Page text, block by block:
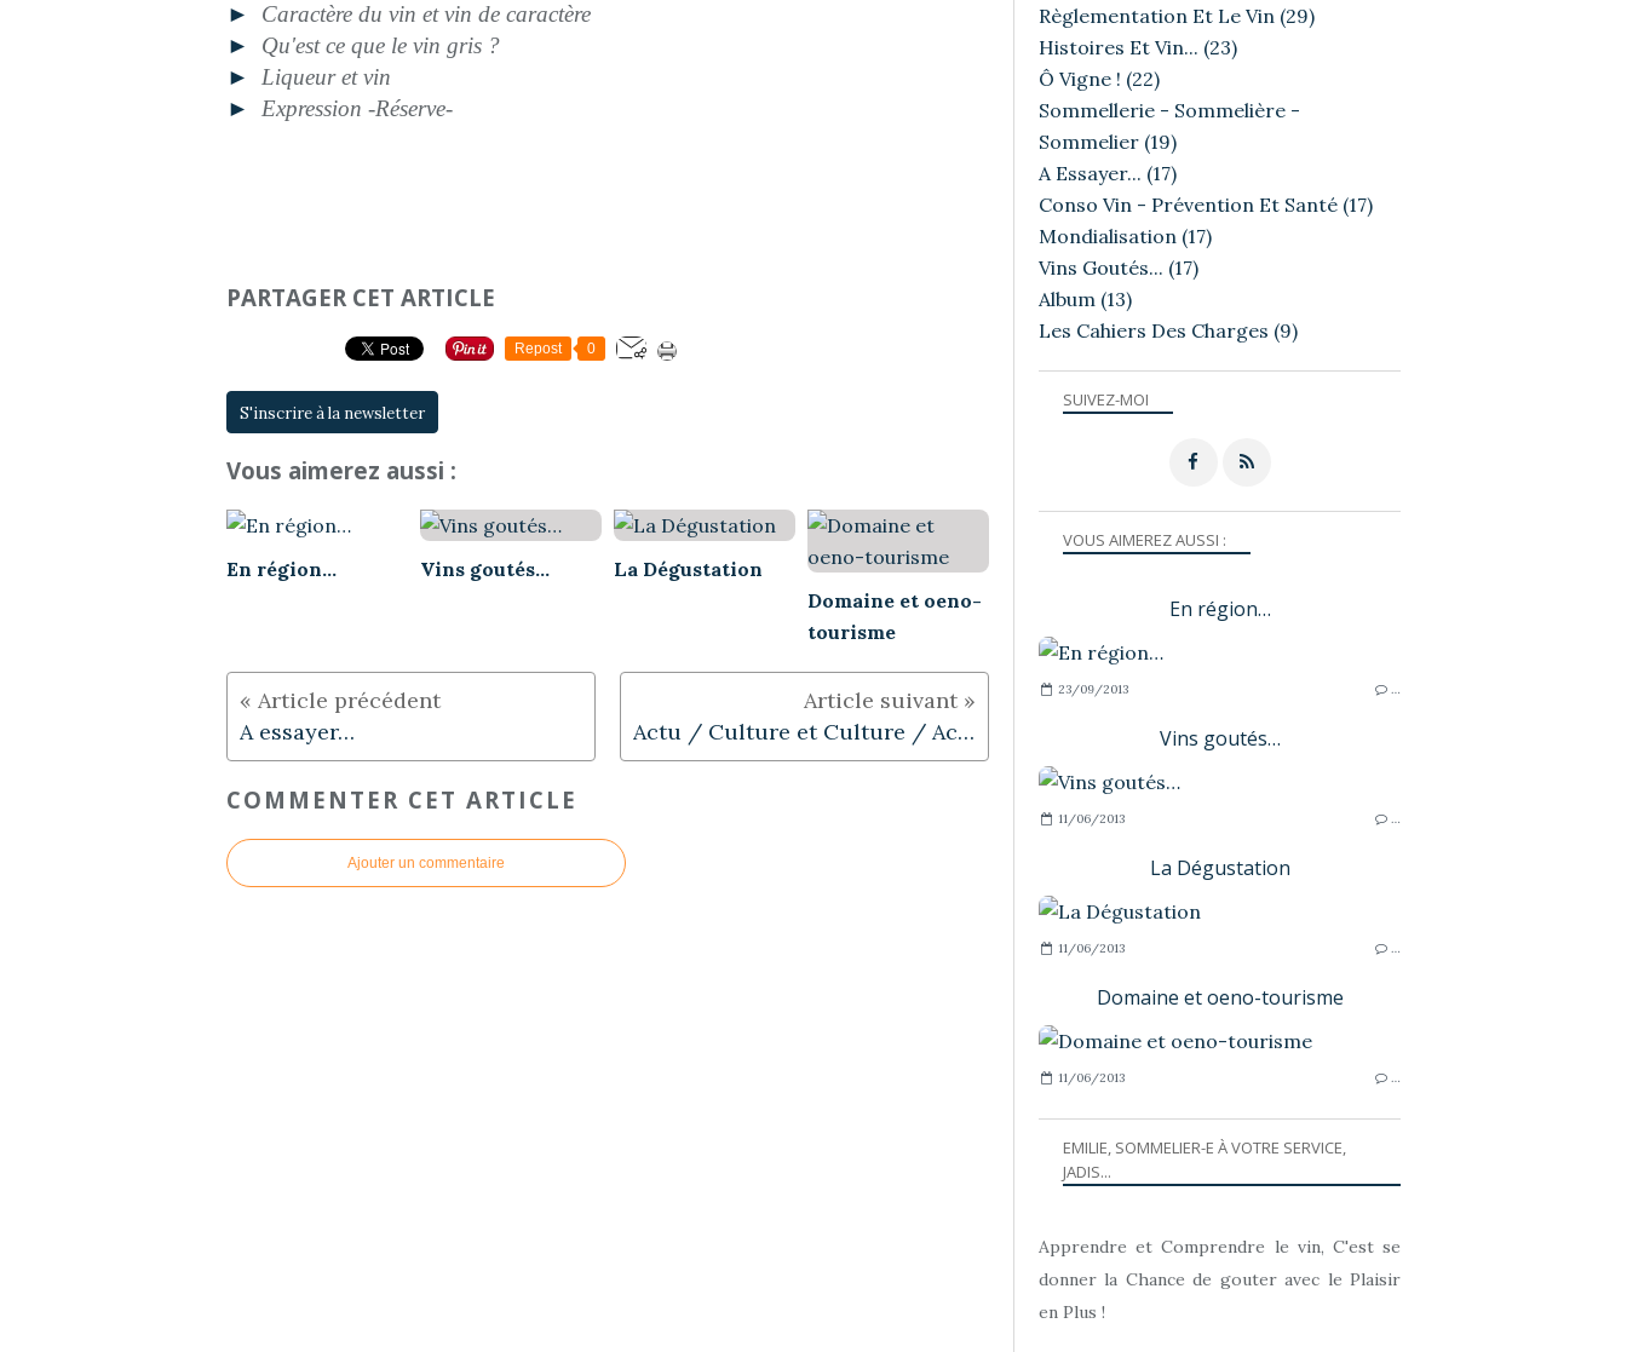
►
Caractère du vin et vin de caractère
►
Qu'est ce que le vin gris ?
►
Liqueur et vin
►
Expression -Réserve-
PARTAGER CET ARTICLE
Repost 0
S'inscrire à la newsletter
Vous aimerez aussi :
En région… Vins goutés…
La Dégustation
Domaine et oeno-
tourisme
A essayer… Actu / Culture et Culture / Actu
COMMENTER CET ARTICLE
Ajouter un commentaire
SUIVEZ-MOI
VOUS AIMEREZ AUSSI :
En région…
23/09/2013 …
Vins goutés…
11/06/2013 …
La Dégustation
11/06/2013 …
Domaine et oeno-tourisme
11/06/2013 …
Règlementation Et Le Vin (29)
Histoires Et Vin... (23)
Ô Vigne ! (22)
Sommellerie - Sommelière -
Sommelier (19)
A Essayer... (17)
Conso Vin - Prévention Et Santé (17)
Mondialisation (17)
Vins Goutés... (17)
Album (13)
Les Cahiers Des Charges (9)
EMILIE, SOMMELIER-E À VOTRE SERVICE,
JADIS...
Apprendre et Comprendre le vin, C'est se
donner la Chance de gouter avec le Plaisir
en Plus !